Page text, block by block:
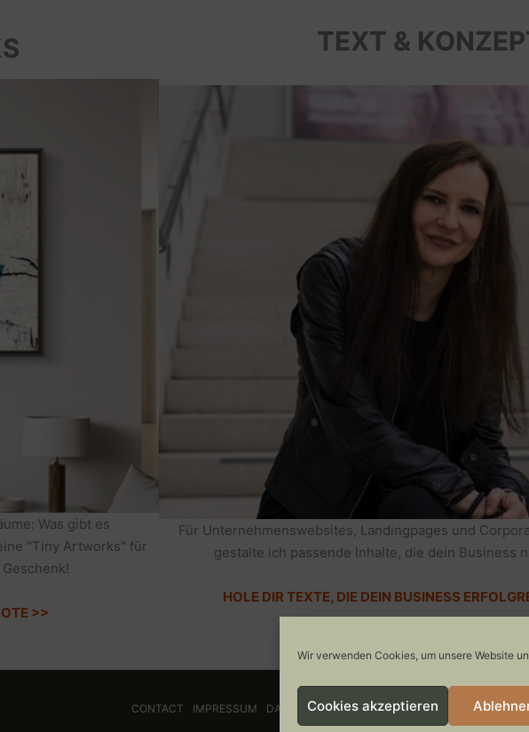
Wir verwenden Cookies, um unsere Website
Cookies akzeptieren
Was gibt es
"Tiny Artworks" für
>>
TEXT &
Für Unternehmenswebsites, Landingpages und
gestalte ich passende Inhalte, die dein Business
HOLE DIR TEXTE, DIE DEIN BUSINESS
CONTACT IMPRESSUM DATENSCHUTZ COOKIE-RICHTLINIE